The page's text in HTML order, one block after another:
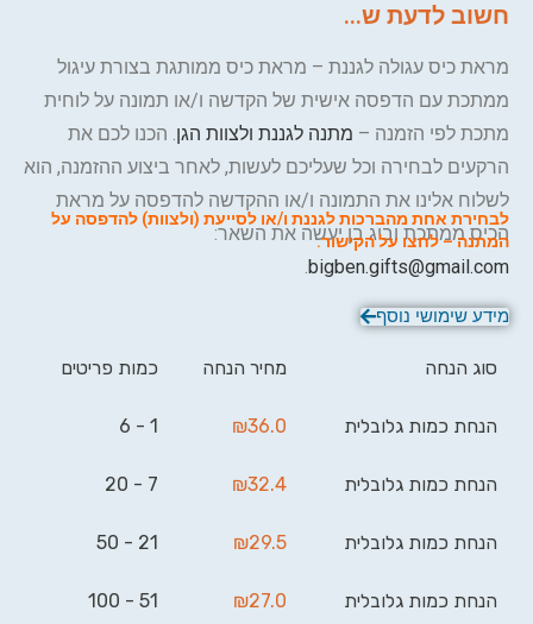
חשוב לדעת ש...
מראת כיס עגולה לגננת – מראת כיס ממותגת בצורת עיגול
ממתכת עם הדפסה אישית של הקדשה ו/או תמונה על לוחית
מתכת לפי הזמנה – מתנה לגננת ולצוות הגן. הכנו לכם את
הרקעים לבחירה וכל שעליכם לעשות, לאחר ביצוע ההזמנה, הוא
לשלוח אלינו את התמונה ו/או ההקדשה להדפסה על מראת
הכיס ממתכת וביג בן יעשה את השאר:
bigben.gifts@gmail.com
.
לבחירת אחת מהברכות לגננת ו/או לסייעת (ולצוות) להדפסה על
המתנה – לחצו על הקישור.
מידע שימושי נוסף
סוג הנחה מחיר הנחה כמות פריטים
הנחת כמות גלובלית ₪36.0
1 - 6
הנחת כמות גלובלית ₪32.4
7 - 20
הנחת כמות גלובלית ₪29.5
21 - 50
הנחת כמות גלובלית ₪27.0
51 - 100